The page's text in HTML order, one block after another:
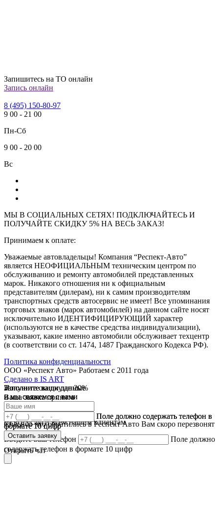
Запишитесь на ТО онлайн
Запись онлайн
8 (495) 150-80-97
9 00 - 21 00
Пн-Сб
9 00 - 20 00
Вс
МЫ В СОЦИАЛЬНЫХ СЕТЯХ! ПОДКЛЮЧАЙТЕСЬ И
ПОЛУЧАЙТЕ СКИДКУ 5% НА ВЕСЬ ЗАКАЗ!
Принимаем к оплате:
Уважаемые автовладельцы! Компания “Респект-Авто”
является НЕОФИЦИАЛЬНЫМ техническим центром по
обслуживанию и ремонту автомобилей представленных
марок. Никакого отношения ни к официальным
представителям (дилерам), ни к самим производителям
транспортных средств автосервис не имеет! Все упоминания
торговых знаков (марок автомобилей) на данном сайте носят
исключительно ИДЕНТИФИЦИРУЮЩИЙ характер
(используются не в качестве средства индивидуализации),
указывают, какие именно автомобили обслуживает техцентр
(в соответствии со ст. 1474, 1487 Гражданского Кодекса РФ).
Политика конфиденциальности
ООО «Респект Авто» Работаем с 2011 года
Сделано в IS ART
Заполните ваши данные
и мы свяжемся с вами
Поле должно содержать телефон в
формате 10 цифр
Оставить заявку
Получите скидку до 20%
В течении 10 дней
мы предоставляем скидку
на все услуги всем нашим клиентам
Введите ваш телефон
Поле должно
содержать телефон в формате 10 цифр
Заполните ваши данные
и мы свяжемся с вами
Поле должно содержать телефон в
формате 10 цифр
Оставить заявку
✓
Ваша заявка принята
✓
Ваш ответ принят
Спасибо что обратились в Респект Авто Вам скоро перезвонят
Открыть чат